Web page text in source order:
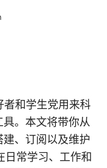
者和学生党用来科
。本文将带你从
、订阅以及维护
日常学习、工作和